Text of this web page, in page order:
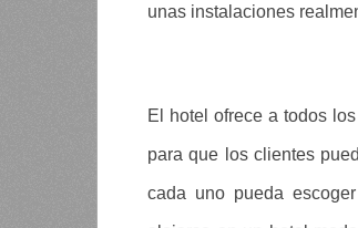
unas instalaciones
El hotel ofrece a todos
para que los clientes
cada uno pueda